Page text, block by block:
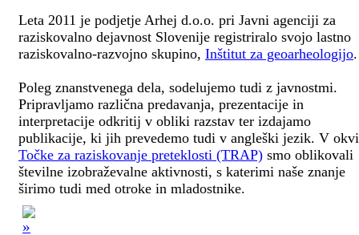
Leta 2011 je podjetje Arhej d.o.o. pri Javni agenciji za
raziskovalno dejavnost Slovenije registriralo svojo lastno
raziskovalno-razvojno skupino, Inštitut za geoarheologijo.
Poleg znanstvenega dela, sodelujemo tudi z javnostmi.
Pripravljamo različna predavanja, prezentacije in
interpretacije odkritij v obliki razstav ter izdajamo
publikacije, ki jih prevedemo tudi v angleški jezik. V
Točke za raziskovanje preteklosti (TRAP) smo oblikovali
številne izobraževalne aktivnosti, s katerimi naše znanje
širimo tudi med otroke in mladostnike.